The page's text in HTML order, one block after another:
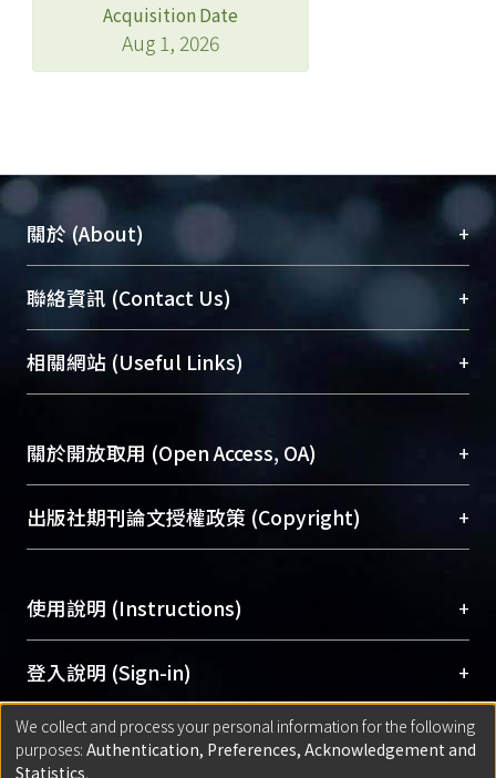
Acquisition Date
Aug 1, 2026
關於 (About) +
臺大位居世界頂尖大學之列，為永久珍藏及向國際
展現本校豐碩的研究成果及學術能量，圖書館整合
機構典藏（NTUR）與學術庫（AH）不同功能平
台，成為臺大學術典藏NTU scholars。期能整合研
成果。
To permanently archive and promote researcher
profiles and scholarly works, Library integrates the
services of “NTU Repository” with “Academic
聯絡資訊 (Contact Us) +
總館學科館員(Main Library)
醫學圖書館學科館員(Medical Library)
Sciences Library)
相關網站 (Useful Links) +
關於開放取用 (Open Access, OA) +
開放取用是從使用者角度提升資訊取用性的社會運
動，應用在學術研究上是透過將研究著作公開供使
用逐年攀升。同時可加速研究發展、提升研究影響
Archive）平台。 （點選深入了解OA）
出版社期刊論文授權政策 (Copyright) +
含部分內容的版權非匯入者所有，或由第三方贊
助與合作完成，請確認該版權所有者及第三方同
意提供此授權。
Please represent that the submission is your
original work, and that you have the right to
grant the rights to upload.
使用說明 (Instructions) +
網站簡介(Quickstart Guide)
使用手冊(Instruction Manual)
線上預約服務(Booking Service)
登入說明 (Sign-in) +
方案一：臺灣大學計算機中心帳號登入
(With C&INC Email Account)
匯入著作 (Submission) +
We collect and process your personal information for the following
purposes: Authentication, Preferences, Acknowledgement and
Statistics.